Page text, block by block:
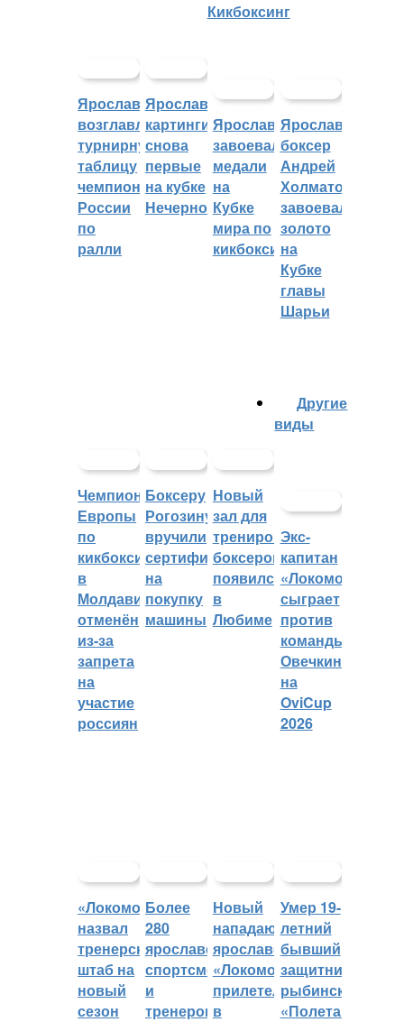
Ярославцы
возглавляют
турнирную
таблицу
чемпионата
России
по
ралли
Ярославские
картингисты
снова
первые
на кубке
Нечерноземья
Кикбоксинг
Ярославцы
завоевали
медали
на
Кубке
мира по
кикбоксингу
Ярославский
боксер
Андрей
Холматов
завоевал
золото
на
Кубке
главы
Шарьи
Чемпионат
Европы
по
кикбоксингу
в
Молдавии
отменён
из-за
запрета
на
участие
россиян
Боксеру
Рогозину
вручили
сертификат
на
покупку
машины
Новый
зал для
тренировок
боксеров
появился
в
Любиме
Другие
виды
Экс-
капитан
«Локомотива»
сыграет
против
команды
Овечкина
на
OviCup
2026
«Локомотив»
назвал
тренерский
штаб на
новый
сезон
Более
280
ярославских
спортсменов
и
тренеров
Новый
нападающий
ярославского
«Локомотива»
прилетел
в
Умер 19-
летний
бывший
защитник
рыбинского
«Полета»